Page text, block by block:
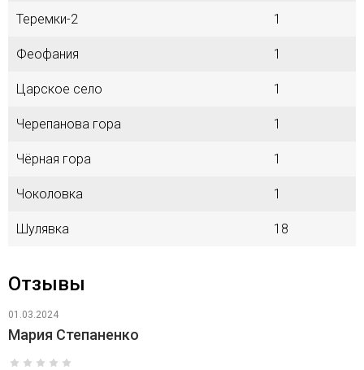
Теремки-2 1
Феофания 1
Царское село 1
Черепанова гора 1
Чёрная гора 1
Чоколовка 1
Шулявка 18
Отзывы
01.03.2024
Мария Степаненко